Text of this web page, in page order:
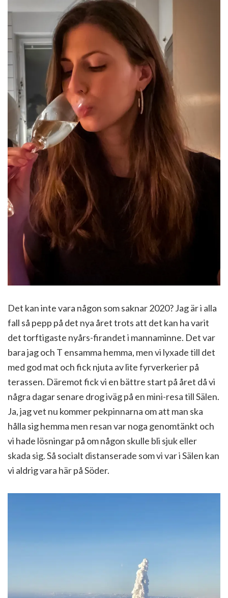
Det kan inte vara någon som saknar 2020? Jag är i alla
fall så pepp på det nya året trots att det kan ha varit
det torftigaste nyårs-firandet i mannaminne. Det var
bara jag och T ensamma hemma, men vi lyxade till det
med god mat och fick njuta av lite fyrverkerier på
terassen. Däremot fick vi en bättre start på året då vi
några dagar senare drog iväg på en mini-resa till Sälen.
Ja, jag vet nu kommer pekpinnarna om att man ska
hålla sig hemma men resan var noga genomtänkt och
vi hade lösningar på om någon skulle bli sjuk eller
skada sig. Så socialt distanserade som vi var i Sälen kan
vi aldrig vara här på Söder.